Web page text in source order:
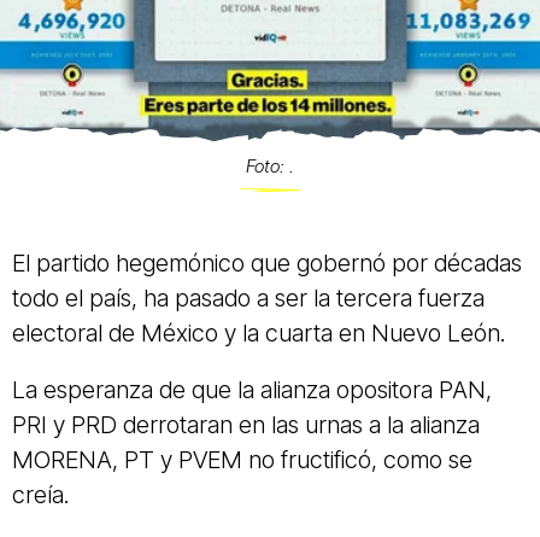
Foto: .
El partido hegemónico que gobernó por décadas
todo el país, ha pasado a ser la tercera fuerza
electoral de México y la cuarta en Nuevo León.
La esperanza de que la alianza opositora PAN,
PRI y PRD derrotaran en las urnas a la alianza
MORENA, PT y PVEM no fructificó, como se
creía.